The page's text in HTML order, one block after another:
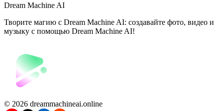
Dream Machine AI
Творите магию с Dream Machine AI: создавайте фото, видео и
музыку с помощью Dream Machine AI!
©️ 2026 dreammachineai.online